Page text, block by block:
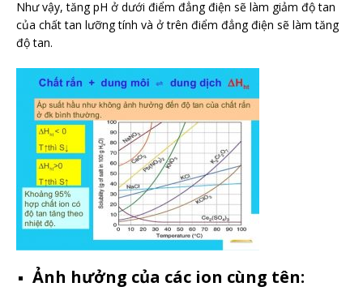
Như vậy, tăng pH ở dưới điểm đẳng điện sẽ làm giảm độ tan
của chất tan lưỡng tính và ở trên điểm đẳng điện sẽ làm tăng
độ tan.
Ảnh hưởng của các ion cùng tên: